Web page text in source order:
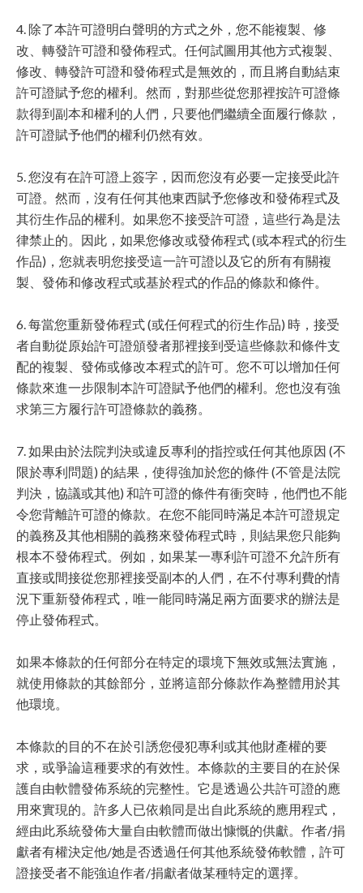
4. 除了本許可證明白聲明的方式之外，您不能複製、修
改、轉發許可證和發佈程式。任何試圖用其他方式複製、
修改、轉發許可證和發佈程式是無效的，而且將自動結束
許可證賦予您的權利。然而，對那些從您那裡按許可證條
款得到副本和權利的人們，只要他們繼續全面履行條款，
許可證賦予他們的權利仍然有效。
5. 您沒有在許可證上簽字，因而您沒有必要一定接受此許
可證。然而，沒有任何其他東西賦予您修改和發佈程式及
其衍生作品的權利。如果您不接受許可證，這些行為是法
律禁止的。因此，如果您修改或發佈程式 (或本程式的衍生
作品)，您就表明您接受這一許可證以及它的所有有關複
製、發佈和修改程式或基於程式的作品的條款和條件。
6. 每當您重新發佈程式 (或任何程式的衍生作品) 時，接受
者自動從原始許可證頒發者那裡接到受這些條款和條件支
配的複製、發佈或修改本程式的許可。您不可以增加任何
條款來進一步限制本許可證賦予他們的權利。您也沒有強
求第三方履行許可證條款的義務。
7. 如果由於法院判決或違反專利的指控或任何其他原因 (不
限於專利問題) 的結果，使得強加於您的條件 (不管是法院
判決，協議或其他) 和許可證的條件有衝突時，他們也不能
令您背離許可證的條款。在您不能同時滿足本許可證規定
的義務及其他相關的義務來發佈程式時，則結果您只能夠
根本不發佈程式。例如，如果某一專利許可證不允許所有
直接或間接從您那裡接受副本的人們，在不付專利費的情
況下重新發佈程式，唯一能同時滿足兩方面要求的辦法是
停止發佈程式。
如果本條款的任何部分在特定的環境下無效或無法實施，
就使用條款的其餘部分，並將這部分條款作為整體用於其
他環境。
本條款的目的不在於引誘您侵犯專利或其他財產權的要
求，或爭論這種要求的有效性。本條款的主要目的在於保
護自由軟體發佈系統的完整性。它是透過公共許可證的應
用來實現的。許多人已依賴同是出自此系統的應用程式，
經由此系統發佈大量自由軟體而做出慷慨的供獻。作者/捐
獻者有權決定他/她是否透過任何其他系統發佈軟體，許可
證接受者不能強迫作者/捐獻者做某種特定的選擇。